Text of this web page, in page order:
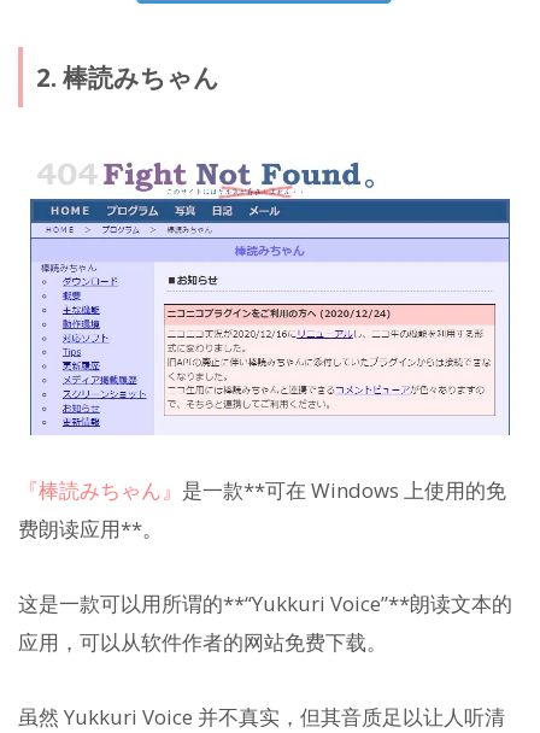
2. 棒読みちゃん
『棒読みちゃん』 是一款**可在 Windows 上使用的免
费朗读应用**。
这是一款可以用所谓的**“Yukkuri Voice”**朗读文本的
应用，可以从软件作者的网站免费下载。
虽然 Yukkuri Voice 并不真实，但其音质足以让人听清